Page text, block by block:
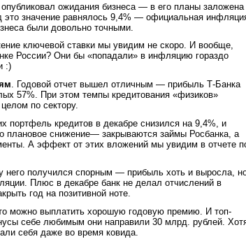
ожидания бизнеса — в его планы заложена
это значение равнялось 9,4% — официальная
были довольно точными.
ключевой ставки мы увидим не скоро. И вообще,
России? Они бы «попадали» в инфляцию гораздо
:)
. Годовой отчет вышел отличным — прибыль Т-Банка
57%. При этом темпы кредитования «физиков»
по сектору.
кредитов в декабре снизился на 9,4%, и
плановое снижение— закрываются займы Росбанка, а
А эффект от этих вложений мы увидим в отчете
него получился спорным — прибыль хоть и выросла,
Плюс в декабре банк не делал отчислений в
год на позитивной ноте.
можно выплатить хорошую годовую премию. И топ-
себе любимым они направили 30 млрд. рублей.
себя даже во время ковида.